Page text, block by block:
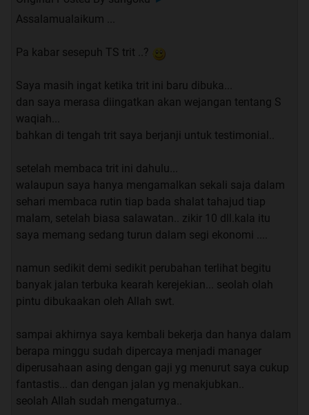
DIMUDAHKAN DITERIMA test PNS
Waqiah
istiqomah baca Waqiah
BELI RUMAH & mendapat KERJAAN TETAP - Walaupun
gagal istiqomah membaca Waqiah 40x per hari dalam 40
hari ...AJAIB
UNTUNG; modal 4juta untung 20juta; dengan istiqomah
membaca Waqiah
MENDAPATKAN PEKERJAAN setelah istiqomah
membaca Surat Waqiah
AJAIB-AJAIB-AJAIB ..... Membaca Waqiah 40x sehabis
10.000.000,- + komisi sampai Rp. 20.000.000,- Allah Maha
Tahu Rahasia-Rahasia ... Allaahu Akbar
DariPENGANGGURANmendapatkan rejeki melimpah
Mohon keikhlasan mengirimkan Al-Fatihah 1x setiap
akan mengamalkan kepada : Nabi Muhammad SAW, dan
Assalamualaikum ...
Pa kabar sesepuh TS trit ..?
Saya masih ingat ketika trit ini baru dibuka...
dan saya merasa diingatkan akan wejangan tentang S
waqiah...
bahkan di tengah trit saya berjanji untuk testimonial..
setelah membaca trit ini dahulu...
walaupun saya hanya mengamalkan sekali saja dalam
sehari membaca rutin tiap bada shalat tahajud tiap
malam, setelah biasa salawatan.. zikir 10 dll.kala itu
saya memang sedang turun dalam segi ekonomi ....
namun sedikit demi sedikit perubahan terlihat begitu
banyak jalan terbuka kearah kerejekian... seolah olah
pintu dibukaakan oleh Allah swt.
sampai akhirnya saya kembali bekerja dan hanya dalam
berapa minggu sudah dipercaya menjadi manager
diperusahaan asing dengan gaji yg menurut saya cukup
fantastis... dan dengan jalan yg menakjubkan..
seolah Allah sudah mengaturnya..